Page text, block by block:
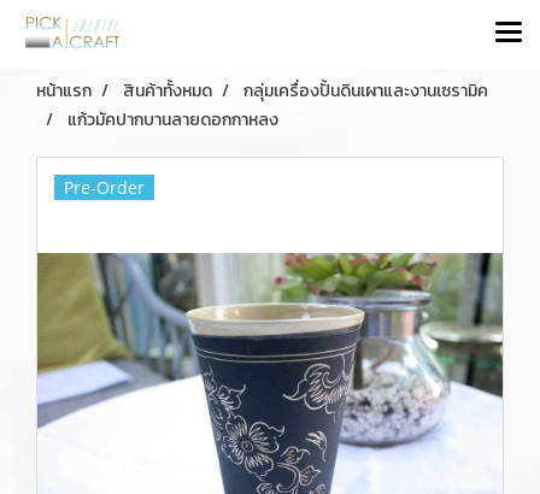
หน้าแรก สินค้าทั้งหมด
กลุ่มเครื่องปั้นดินเผาและงานเซรามิค
แก้วมัคปากบานลายดอกกาหลง
Pre-Order